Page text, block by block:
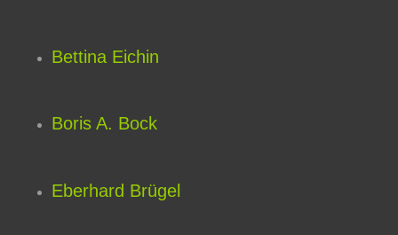
Bettina Eichin
Boris A. Bock
Eberhard Brügel